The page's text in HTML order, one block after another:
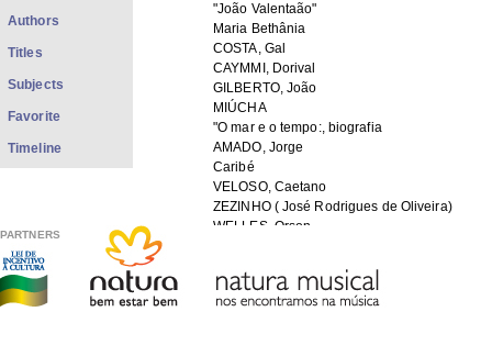
"João Valentaão"
Maria Bethânia
COSTA, Gal
CAYMMI, Dorival
GILBERTO, João
MIÚCHA
"O mar e o tempo:, biografia
AMADO, Jorge
Caribé
VELOSO, Caetano
ZEZINHO ( José Rodrigues de Oliveira)
WELLES, Orson
CAYMMI, Nana
MARIA, Antônio
Authors
Titles
Subjects
Favorite
Timeline
PARTNERS